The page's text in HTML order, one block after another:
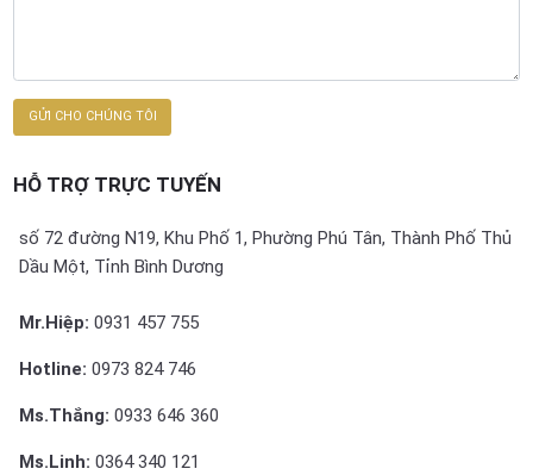
HỖ TRỢ TRỰC TUYẾN
số 72 đường N19, Khu Phố 1, Phường Phú Tân, Thành Phố Thủ
Dầu Một, Tỉnh Bình Dương
Mr.Hiệp: 0931 457 755
Hotline: 0973 824 746
Ms.Thắng: 0933 646 360
Ms.Linh: 0364 340 121